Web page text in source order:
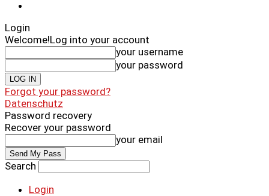
Login
Welcome!Log into your account
your username
your password
Forgot your password?
Datenschutz
Password recovery
Recover your password
your email
Search
Login